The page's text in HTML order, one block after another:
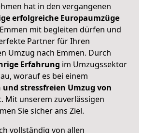
hat in den vergangenen
erfolgreiche Europaumzüge
mit begleiten dürfen und
Partner für Ihren
Umzug nach Emmen. Durch
Erfahrung im Umzugssektor
worauf es bei einem
stressfreien Umzug von
Mit unserem zuverlässigen
Sie sicher ans Ziel.
vollständig von allen